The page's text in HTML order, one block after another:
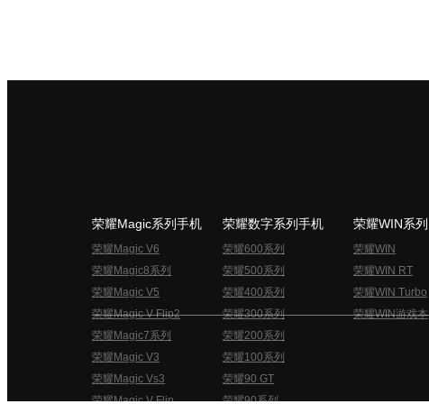
荣耀Magic系列手机
荣耀Magic V6
荣耀Magic8系列
荣耀Magic V5
荣耀Magic V Flip2
荣耀Magic7系列
荣耀Magic V3
荣耀Magic Vs3
荣耀Magic V Flip
荣耀数字系列手机
荣耀600系列
荣耀500系列
荣耀400系列
荣耀300系列
荣耀200系列
荣耀100系列
荣耀90 GT
荣耀90系列
荣耀WIN系列
荣耀WIN
荣耀WIN RT
荣耀WIN Turbo
荣耀WIN游戏本